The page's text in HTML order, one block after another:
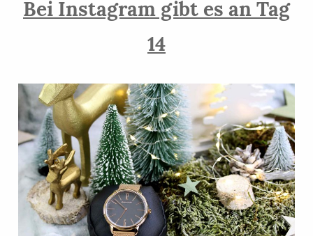
Bei Instagram gibt es an Tag
14